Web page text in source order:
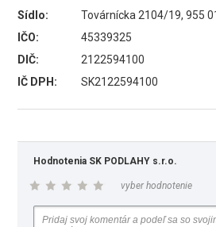
Sídlo:
Továrnícka 2104/19, 955
IČO:
45339325
DIČ:
2122594100
IČ DPH:
SK2122594100
Hodnotenia SK PODLAHY s.r.o.
vyber hodnotenie